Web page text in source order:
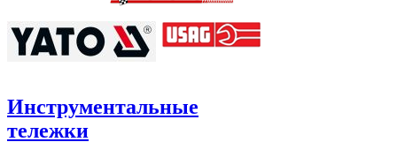
Инструментальные
тележки